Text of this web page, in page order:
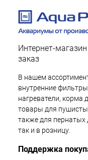
Интернет-
заказ
В нашем
внутренние
нагреватели, корма
товары для
также для пернатых
так и в розницу.
Поддержка